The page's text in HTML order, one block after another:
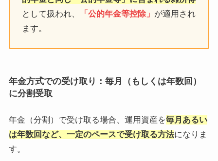
として扱われ、
「公的年金等控除」 が適用され
ます。
年金方式での受け取り：毎月（もしくは年数回）
に分割受取
年金（分割）で受け取る場合、運用資産を毎月あるい
は年数回など、一定のペースで受け取る方法になりま
す。